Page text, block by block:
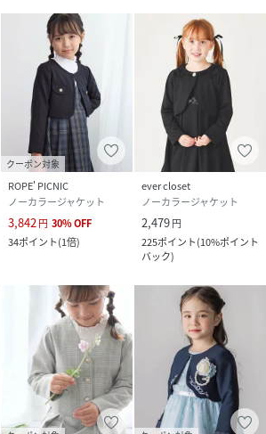
袖_ポリエステル100%
テープ_ポリエステル100%
100、110、120、130、140、150
洗濯機洗い可（ネット使用）
RB4098_632850
632850-88-10 RB4098)
クーポン対象
ROPE' PICNIC
ノーカラージャケット
3,842円 30%OFF
34ポイント(1倍)
ever closet
ノーカラージャケット
2,479円
225ポイント(10%ポイント
バック)